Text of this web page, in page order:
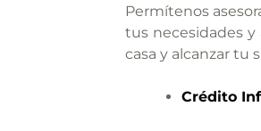
Permítenos
tus necesidades
casa y alcanzar tu
Crédito